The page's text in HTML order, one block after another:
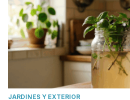
JARDINES Y EXTERIOR